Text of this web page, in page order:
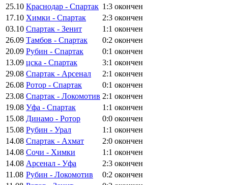
25.10 Краснодар - Спартак 1:3 окончен
17.10 Химки - Спартак 2:3 окончен
03.10 Спартак - Зенит 1:1 окончен
26.09 Тамбов - Спартак 0:2 окончен
20.09 Рубин - Спартак 0:1 окончен
13.09 цска - Спартак 3:1 окончен
29.08 Спартак - Арсенал 2:1 окончен
26.08 Ротор - Спартак 0:1 окончен
23.08 Спартак - Локомотив 2:1 окончен
19.08 Уфа - Спартак 1:1 окончен
15.08 Динамо - Ротор 0:0 окончен
15.08 Рубин - Урал 1:1 окончен
14.08 Спартак - Ахмат 2:0 окончен
14.08 Сочи - Химки 1:1 окончен
14.08 Арсенал - Уфа 2:3 окончен
11.08 Рубин - Локомотив 0:2 окончен